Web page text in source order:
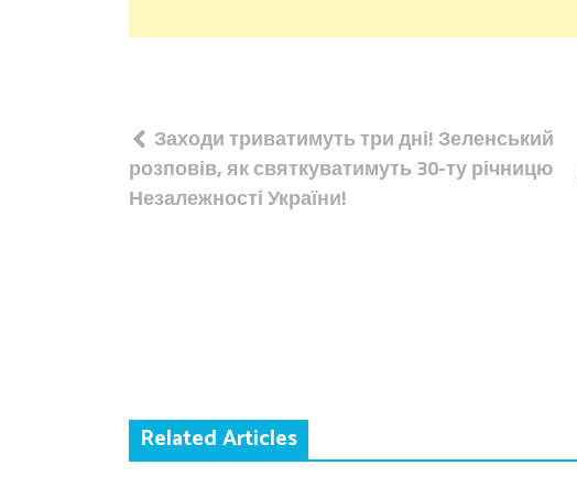
Навігація
записів
Заходи триватимуть три дні! Зеленський
розповів, як святкуватимуть 30-ту річницю
Незалежності України!
Related Articles